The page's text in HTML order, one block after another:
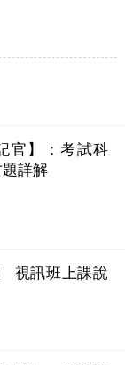
官】：考試科
詳解
視訊班上課說